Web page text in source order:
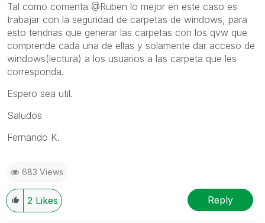
Tal como comenta @Ruben lo mejor en este caso es
trabajar con la seguridad de carpetas de windows, para
esto tendrias que generar las carpetas con los qvw que
comprende cada una de ellas y solamente dar acceso de
windows(lectura) a los usuarios a las carpeta que les
corresponda.
Espero sea util.
Saludos
Fernando K.
683 Views
2 Likes Reply